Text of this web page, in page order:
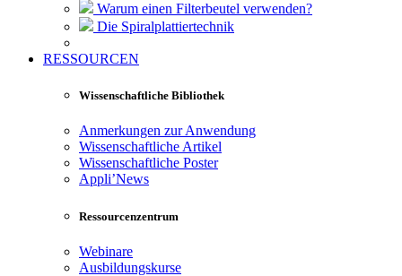
Warum einen Filterbeutel verwenden?
Die Spiralplattier­technik
RESSOURCEN
Wissenschaftliche Bibliothek
Anmerkungen zur Anwendung
Wissenschaftliche Artikel
Wissenschaftliche Poster
Appli’News
Ressourcenzentrum
Webinare
Ausbildungskurse